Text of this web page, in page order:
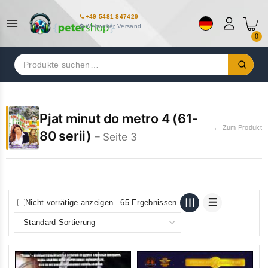
+49 5481 847429
Weltweiter Versand
0
Suchen
nach:
Pjat minut do metro 4 (61-
80 serii) – Seite 3
← Zum Produkt
Nicht vorrätige anzeigen 65 Ergebnissen